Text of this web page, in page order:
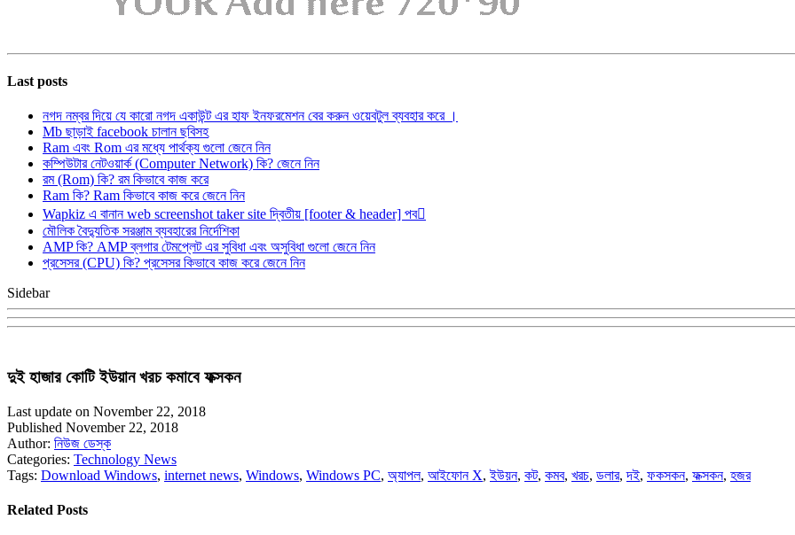
Last posts
নগদ নম্বর দিয়ে যে কারো নগদ একাউন্ট এর হাফ ইনফরমেশন বের করুন ওয়েবটুল ব্যবহার করে ।
Mb ছাড়াই facebook চালান ছবিসহ
Ram এবং Rom এর মধ্যে পার্থক্য গুলো জেনে নিন
কম্পিউটার নেটওয়ার্ক (Computer Network) কি? জেনে নিন
রম (Rom) কি? রম কিভাবে কাজ করে
Ram কি? Ram কিভাবে কাজ করে জেনে নিন
Wapkiz এ বানান web screenshot taker site দ্বিতীয় [footer & header] পব
মৌলিক বৈদ্যুতিক সরঞ্জাম ব্যবহারের নির্দেশিকা
AMP কি? AMP ব্লগার টেমপ্লেট এর সুবিধা এবং অসুবিধা গুলো জেনে নিন
প্রসেসর (CPU) কি? প্রসেসর কিভাবে কাজ করে জেনে নিন
Sidebar
দুই হাজার কোটি ইউয়ান খরচ কমাবে ফক্সকন
Last update on November 22, 2018
Published November 22, 2018
Author: নিউজ ডেস্ক
Categories: Technology News
Tags: Download Windows, internet news, Windows, Windows PC, অ্যাপল, আইফোন X,ইউয়ন, কট, কমব, খরচ, ডলার,দই, ফকসকন, ফক্সকন, হজর
Related Posts